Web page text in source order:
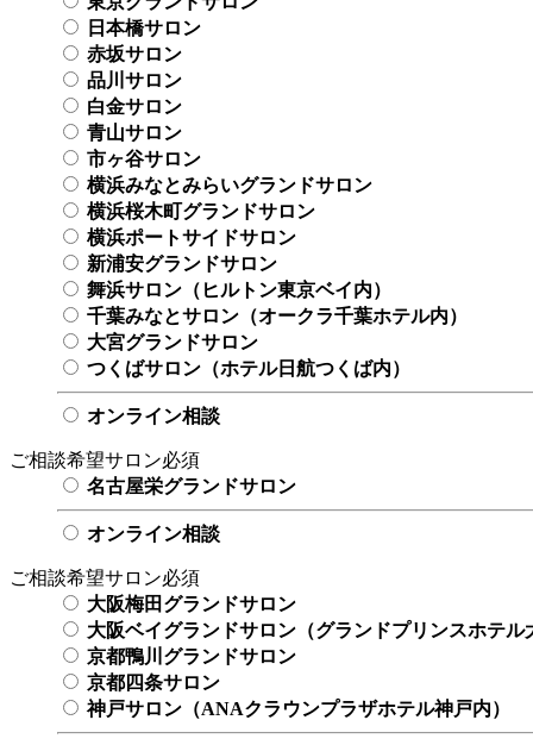
日本橋サロン
赤坂サロン
品川サロン
白金サロン
青山サロン
市ヶ谷サロン
横浜みなとみらいグランドサロン
横浜桜木町グランドサロン
横浜ポートサイドサロン
新浦安グランドサロン
舞浜サロン（ヒルトン東京ベイ内）
千葉みなとサロン（オークラ千葉ホテル内）
大宮グランドサロン
つくばサロン（ホテル日航つくば内）
オンライン相談
ご相談希望サロン必須
名古屋栄グランドサロン
オンライン相談
ご相談希望サロン必須
大阪梅田グランドサロン
大阪ベイグランドサロン（グランドプリンスホテル
京都鴨川グランドサロン
京都四条サロン
神戸サロン（ANAクラウンプラザホテル神戸内）